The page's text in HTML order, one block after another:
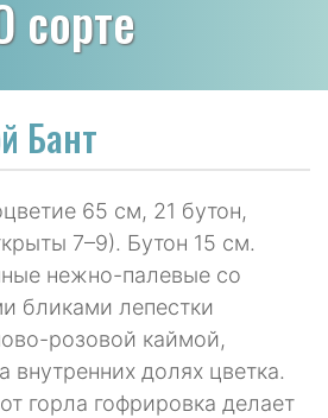
сорте
Бант
65 см, 21 бутон,
7–9). Бутон 15 см.
нежно-палевые со
бликами лепестки
розовой каймой,
внутренних долях цветка.
горла гофрировка делает